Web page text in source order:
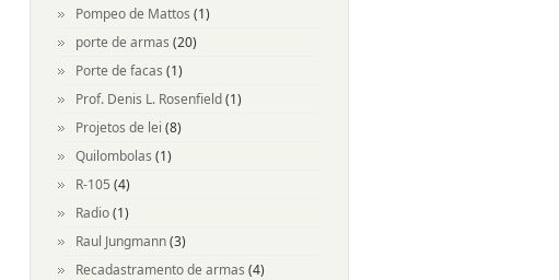
Pompeo de Mattos (1)
porte de armas (20)
Porte de facas (1)
Prof. Denis L. Rosenfield(1)
Projetos de lei (8)
Quilombolas (1)
R-105 (4)
Radio(1)
Raul Jungmann(3)
Recadastramento de armas (4)